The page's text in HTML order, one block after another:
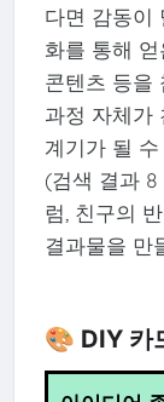
다면 감동이
화를 통해
콘텐츠 등을
과정 자체가
계기가 될
(검색 결과
럼, 친구의
결과물을 만
🎨 DIY 카